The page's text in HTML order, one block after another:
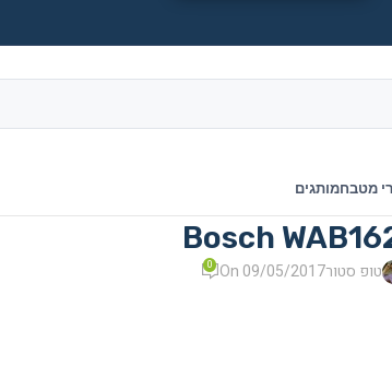
מטבחמותגים
Bosch
טופ סטורOn 09/05/2017
0